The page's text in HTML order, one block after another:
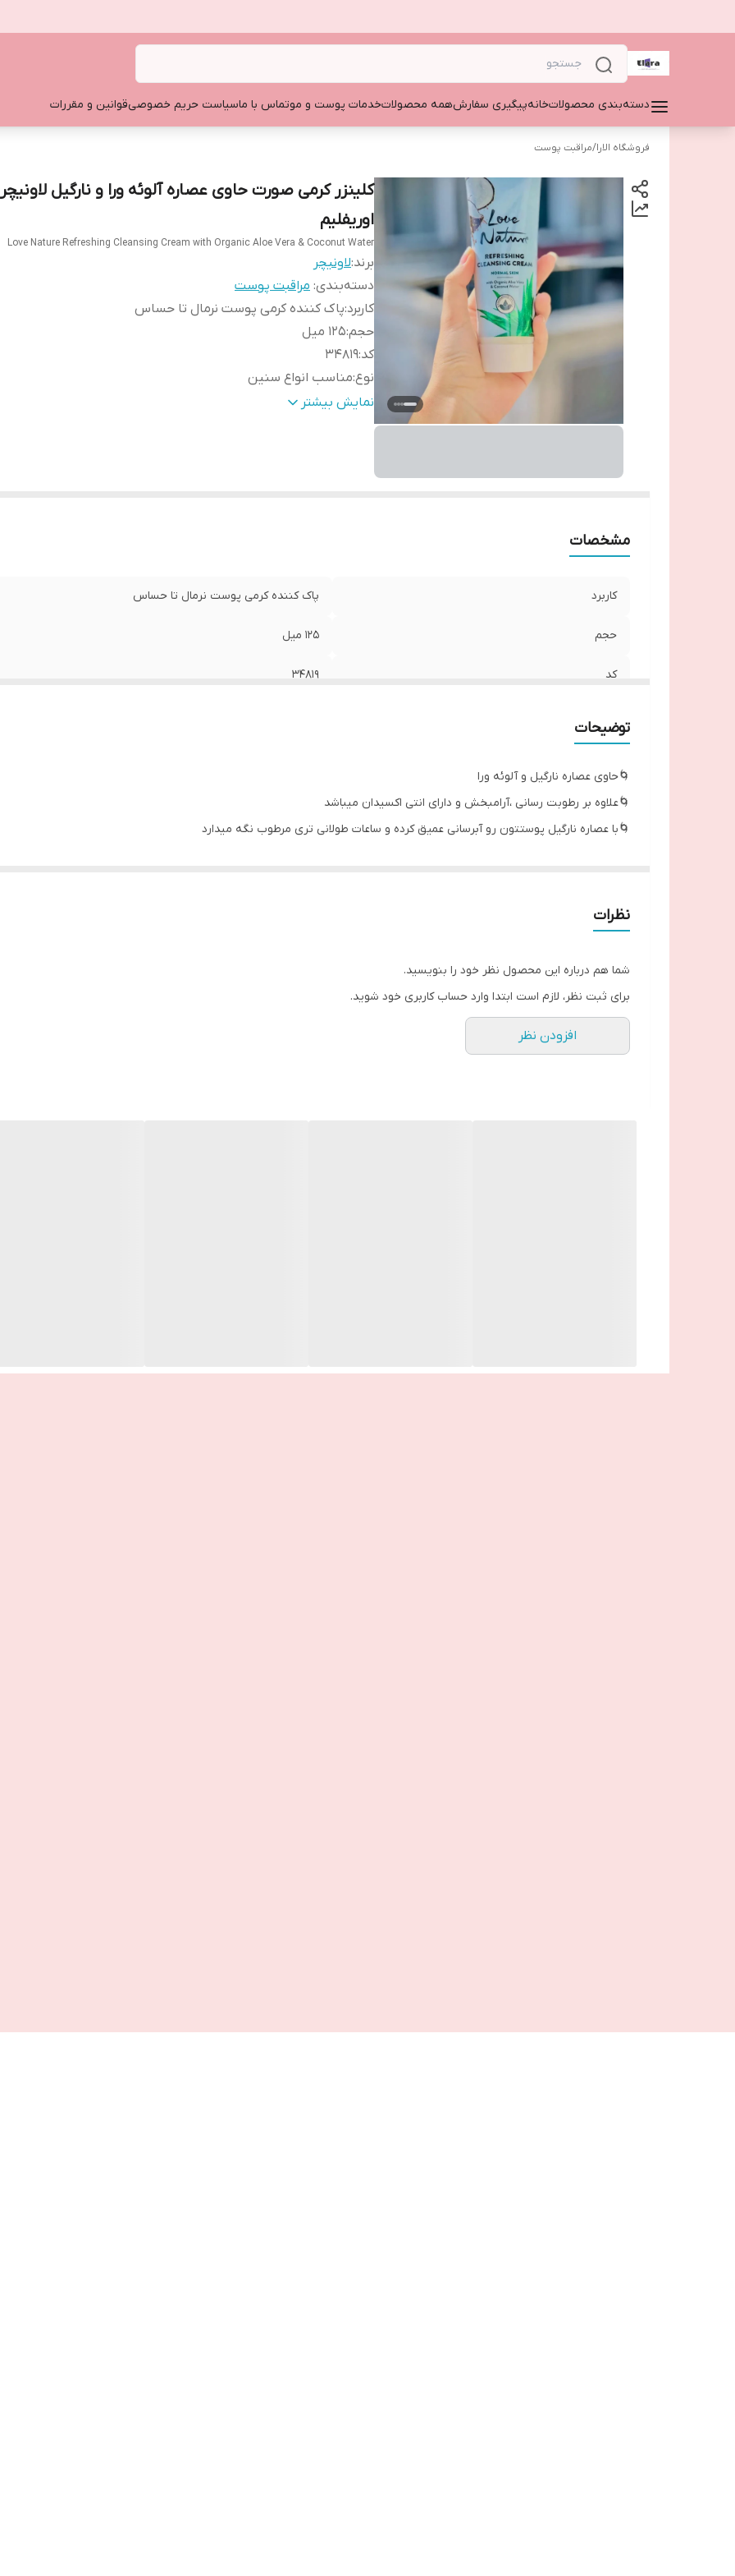
دسته‌بندی محصولاتخانهپیگیری سفارشهمه محصولاتخدمات پوست و موتماس با ماسیاست حریم خصوصیقوانین و مقررات
فروشگاه الارا/مراقبت پوست
کلینزر کرمی صورت حاوی عصاره آلوئه ورا و نارگیل لاونیچر
اوریفلیم
Love Nature Refreshing Cleansing Cream with Organic Aloe Vera & Coconut Water
برند:لاونیچر
دسته‌بندی: مراقبت پوست
کاربرد:پاک کننده کرمی پوست نرمال تا حساس
حجم:۱۲۵ میل
کد:۳۴۸۱۹
نوع:مناسب انواع سنین
تاریخ: ۰۳/۲۰۲۶
نمایش بیشتر
مشخصات
کاربرد پاک کننده کرمی پوست نرمال تا حساس
حجم ۱۲۵ میل
کد ۳۴۸۱۹
توضیحات
🌀حاوی عصاره نارگیل و آلوئه ورا
🌀علاوه بر رطوبت رسانی ،آرامبخش و دارای انتی اکسیدان میباشد
🌀با عصاره نارگیل پوستتون رو آبرسانی عمیق کرده و ساعات طولانی تری مرطوب نگه میدارد
نظرات
شما هم درباره این محصول نظر خود را بنویسید.
برای ثبت نظر، لازم است ابتدا وارد حساب کاربری خود شوید.
افزودن نظر